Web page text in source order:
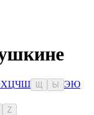
ХЦЧШ Ы ЭЮ
Z